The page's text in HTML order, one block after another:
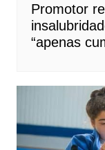
Promotor
“apenas